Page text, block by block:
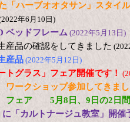
「ハーブオオタサン」スタイル
年6月10日)
ベッドフレーム (2022年5月13日)
産品の確認をしてきました
産品 (2022年5月12日)
トグラス」フェア開催です！
ワークショップ参加してきま
フェア 5月8日、9日の2日間
に「カルトナージュ教室」開催